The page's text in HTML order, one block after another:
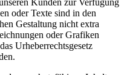
oder Texte sind in den
Gestaltung nicht extra
oder Grafiken
Urheberrechtsgesetz